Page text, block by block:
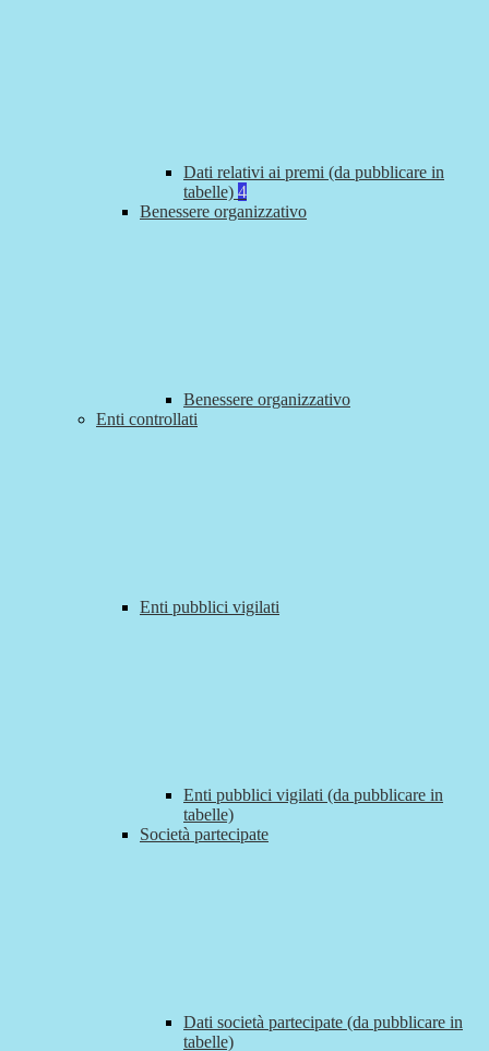
Dati relativi ai premi (da pubblicare in
tabelle) 4
Benessere organizzativo
Benessere organizzativo
Enti controllati
Enti pubblici vigilati
Enti pubblici vigilati (da pubblicare in
tabelle)
Società partecipate
Dati società partecipate (da pubblicare in
tabelle)